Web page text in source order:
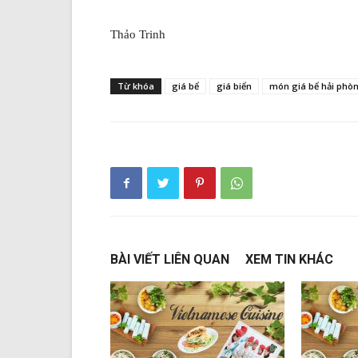
Thảo Trinh
Từ khóa giá bể giá biển món giá bể hải
BÀI VIẾT LIÊN QUAN XEM TIN KHÁC